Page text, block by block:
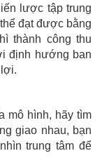
lược tập trung
đạt được bằng
thành công thu
định hướng ban
mô hình, hãy tìm
giao nhau, bạn
trung tâm để